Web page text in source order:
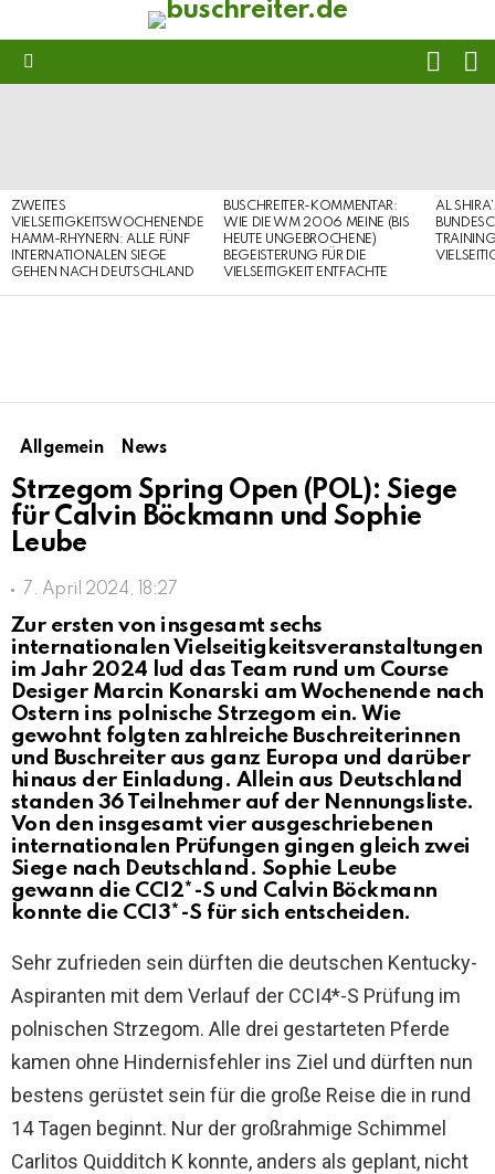
ZWEITES
VIELSEITIGKEITSWOCHENENDE
HAMM-RHYNERN: ALLE FÜNF
INTERNATIONALEN SIEGE
GEHEN NACH DEUTSCHLAND
BUSCHREITER-KOMMENTAR:
WIE DIE WM 2006 MEINE (BIS
HEUTE UNGEBROCHENE)
BEGEISTERUNG FÜR DIE
VIELSEITIGKEIT ENTFACHTE
AL
Allgemein News
Strzegom Spring Open (POL): Siege
für Calvin Böckmann und Sophie
Leube
7. April 2024, 18:27
Zur ersten von insgesamt sechs
internationalen Vielseitigkeitsveranstaltungen
im Jahr 2024 lud das Team rund um Course
Desiger Marcin Konarski am Wochenende nach
Ostern ins polnische Strzegom ein. Wie
gewohnt folgten zahlreiche Buschreiterinnen
und Buschreiter aus ganz Europa und darüber
hinaus der Einladung. Allein aus Deutschland
standen 36 Teilnehmer auf der Nennungsliste.
Von den insgesamt vier ausgeschriebenen
internationalen Prüfungen gingen gleich zwei
Siege nach Deutschland. Sophie Leube
gewann die CCI2*-S und Calvin Böckmann
konnte die CCI3*-S für sich entscheiden.
Sehr zufrieden sein dürften die deutschen Kentucky-
Aspiranten mit dem Verlauf der CCI4*-S Prüfung im
polnischen Strzegom. Alle drei gestarteten Pferde
kamen ohne Hindernisfehler ins Ziel und dürften nun
bestens gerüstet sein für die große Reise die in rund
14 Tagen beginnt. Nur der großrahmige Schimmel
Carlitos Quidditch K konnte, anders als geplant, nicht